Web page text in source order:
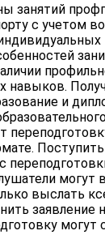
занятий
с учетом
навыков.
и
выслать
заявление
могут